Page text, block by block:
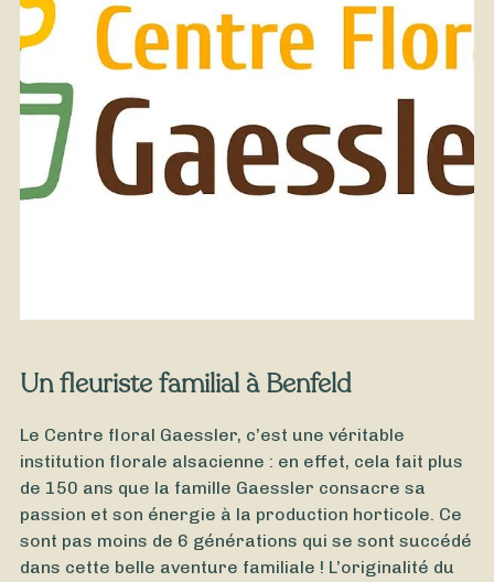
À partir de 35€ - Personnaliser
Bouquet Exotique
Un fleuriste familial à Benfeld
Le Centre floral Gaessler, c’est une véritable
institution florale alsacienne : en effet, cela fait plus
de 150 ans que la famille Gaessler consacre sa
passion et son énergie à la production horticole. Ce
sont pas moins de 6 générations qui se sont succédé
dans cette belle aventure familiale ! L’originalité du